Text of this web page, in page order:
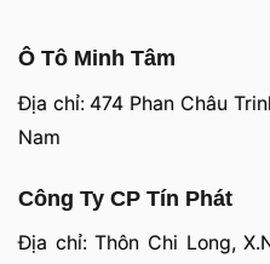
Ô Tô Minh Tâm
Địa chỉ: 474 Phan Châu
Nam
Công Ty CP Tín Phát
Địa chỉ: Thôn Chi Long,